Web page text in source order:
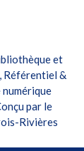
et
Référentiel &
par le
Rivières